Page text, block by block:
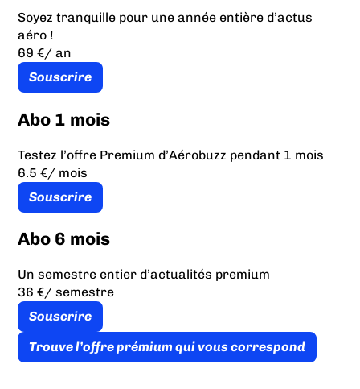
Soyez tranquille pour une année entière d’actus
aéro !
69 €/ an
Souscrire
Abo 1 mois
Testez l’offre Premium d’Aérobuzz pendant 1 mois
6.5 €/ mois
Souscrire
Abo 6 mois
Un semestre entier d’actualités premium
36 €/ semestre
Souscrire
Trouve l’offre prémium qui vous correspond